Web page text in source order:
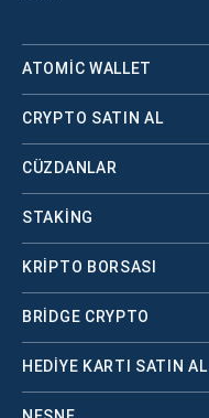
ATOMIC WALLET
CRYPTO SATIN AL
CÜZDANLAR
STAKING
KRİPTO BORSASI
BRIDGE CRYPTO
HEDIYE KARTI SATIN AL